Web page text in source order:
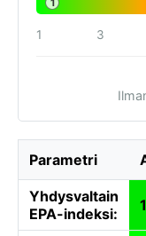
1
1 3
Parametri
Yhdysvaltain
EPA-indeksi: